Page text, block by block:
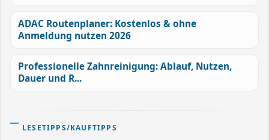
ADAC Routenplaner: Kostenlos & ohne
Anmeldung nutzen 2026
Professionelle Zahnreinigung: Ablauf, Nutzen,
Dauer und R...
LESETIPPS/KAUFTIPPS